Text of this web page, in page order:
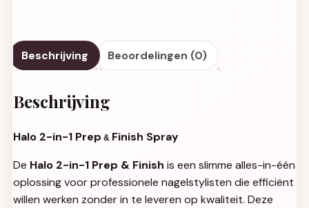
Beschrijving Beoordelingen (0)
Beschrijving
Halo 2-in-1 Prep & Finish Spray
De Halo 2-in-1 Prep & Finish is een slimme alles-in-één
oplossing voor professionele nagelstylisten die efficiënt
willen werken zonder in te leveren op kwaliteit. Deze